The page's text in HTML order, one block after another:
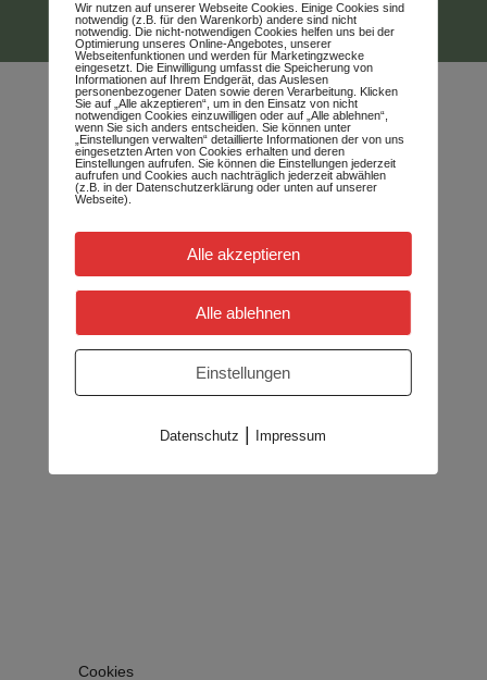
© 2026 - Peggy Schmah
Cookies
Wir nutzen auf unserer Webseite Cookies. Einige Cookies sind
notwendig (z.B. für den Warenkorb) andere sind nicht
notwendig. Die nicht-notwendigen Cookies helfen uns bei der
Optimierung unseres Online-Angebotes, unserer
Webseitenfunktionen und werden für Marketingzwecke
eingesetzt. Die Einwilligung umfasst die Speicherung von
Informationen auf Ihrem Endgerät, das Auslesen
personenbezogener Daten sowie deren Verarbeitung. Klicken
Sie auf „Alle akzeptieren“, um in den Einsatz von nicht
notwendigen Cookies einzuwilligen oder auf „Alle ablehnen“,
wenn Sie sich anders entscheiden. Sie können unter
„Einstellungen verwalten“ detaillierte Informationen der von uns
eingesetzten Arten von Cookies erhalten und deren
Einstellungen aufrufen. Sie können die Einstellungen jederzeit
aufrufen und Cookies auch nachträglich jederzeit abwählen
(z.B. in der Datenschutzerklärung oder unten auf unserer
Webseite).
Alle akzeptieren
Alle ablehnen
Einstellungen
Datenschutz Impressum